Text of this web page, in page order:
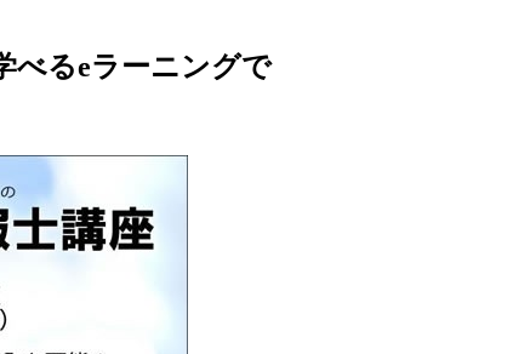
べるeラーニングで